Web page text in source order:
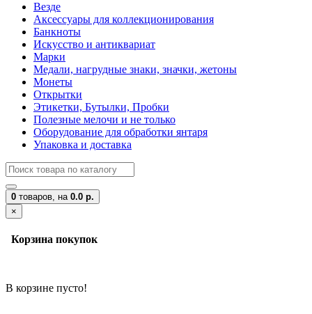
Везде
Аксессуары для коллекционирования
Банкноты
Искусство и антиквариат
Марки
Медали, нагрудные знаки, значки, жетоны
Монеты
Открытки
Этикетки, Бутылки, Пробки
Полезные мелочи и не только
Оборудование для обработки янтаря
Упаковка и доставка
0 товаров, на 0.0 р.
×
Корзина покупок
В корзине пусто!